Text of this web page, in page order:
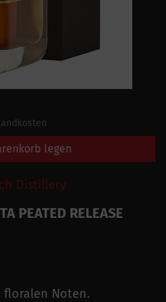
legen
Distillery
PEATED RELEASE
floralen Noten.